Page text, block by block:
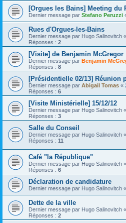
[Orgues les Bains] Meeting du
Dernier message par Stefano Peruzzi
Rues d'Orgues-les-Bains
Dernier message par Hugo Salinovitch «
Réponses : 2
[Visite] de Benjamin McGregor
Dernier message par Benjamin
Réponses : 8
[Présidentielle 02/13] Réunion
Dernier message par Abigail Tomas «
Réponses : 6
[Visite Ministérielle] 15/12/12
Dernier message par Hugo Salinovitch «
Réponses : 3
Salle du Conseil
Dernier message par Hugo Salinovitch «
Réponses : 11
Café "la République"
Dernier message par Hugo Salinovitch «
Réponses : 6
Déclaration de candidature
Dernier message par Hugo Salinovitch «
Dette de la ville
Dernier message par Hugo Salinovitch «
Réponses : 2